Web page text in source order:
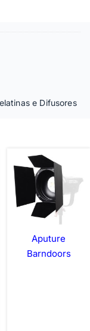
e Difusores
Aputure
Barndoors